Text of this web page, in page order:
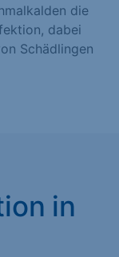
die
dabei
Schädlingen
in